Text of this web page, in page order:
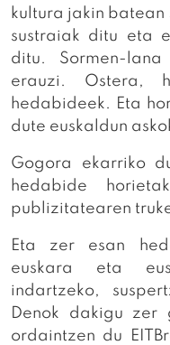
kultura jakin
sustraiak ditu eta
ditu. Sormen-
erauzi. Ostera,
hedabideek. Eta
dute euskaldun
Gogora ekarriko
hedabide
publizitatearen
Eta zer esan
euskara eta
indartzeko,
Denok dakigu zer
ordaintzen du